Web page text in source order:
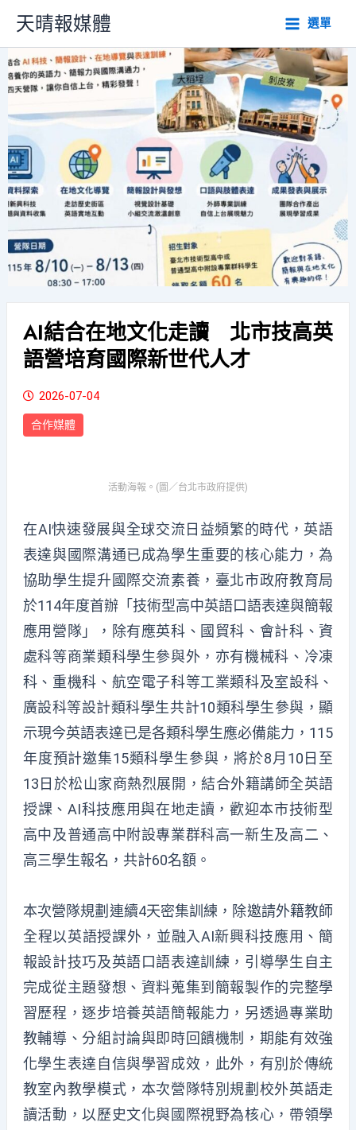
主
要
內
天晴報媒體 選單
AI結合在地文化走讀 北市技高英
語營培育國際新世代人才
2026-07-04
合作媒體
活動海報。(圖／台北市政府提供)
在AI快速發展與全球交流日益頻繁的時代，英語
表達與國際溝通已成為學生重要的核心能力，為
協助學生提升國際交流素養，臺北市政府教育局
於114年度首辦「技術型高中英語口語表達與簡報
應用營隊」，除有應英科、國貿科、會計科、資
處科等商業類科學生參與外，亦有機械科、冷凍
科、重機科、航空電子科等工業類科及室設科、
廣設科等設計類科學生共計10類科學生參與，顯
示現今英語表達已是各類科學生應必備能力，115
年度預計邀集15類科學生參與，將於8月10日至
13日於松山家商熱烈展開，結合外籍講師全英語
授課、AI科技應用與在地走讀，歡迎本市技術型
高中及普通高中附設專業群科高一新生及高二、
高三學生報名，共計60名額。
本次營隊規劃連續4天密集訓練，除邀請外籍教師
全程以英語授課外，並融入AI新興科技應用、簡
報設計技巧及英語口語表達訓練，引導學生自主
完成從主題發想、資料蒐集到簡報製作的完整學
習歷程，逐步培養英語簡報能力，另透過專業助
教輔導、分組討論與即時回饋機制，期能有效強
化學生表達自信與學習成效，此外，有別於傳統
教室內教學模式，本次營隊特別規劃校外英語走
讀活動，以歷史文化與國際視野為核心，帶領學